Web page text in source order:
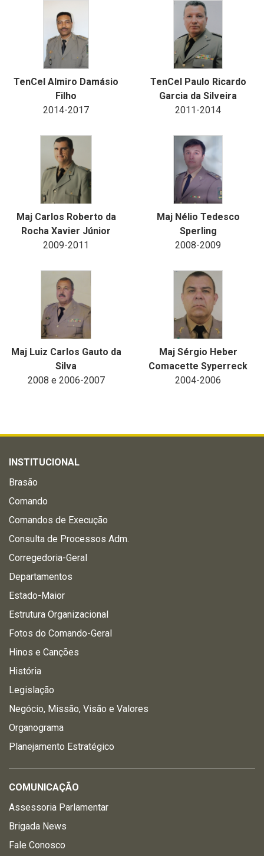
TenCel Almiro Damásio
Filho
2014-2017
TenCel Paulo Ricardo
Garcia da Silveira
2011-2014
Maj Carlos Roberto da
Rocha Xavier Júnior
2009-2011
Maj Nélio Tedesco
Sperling
2008-2009
Maj Luiz Carlos Gauto da
Silva
2008 e 2006-2007
Maj Sérgio Heber
Comacette Syperreck
2004-2006
INSTITUCIONAL
Brasão
Comando
Comandos de Execução
Consulta de Processos Adm.
Corregedoria-Geral
Departamentos
Estado-Maior
Estrutura Organizacional
Fotos do Comando-Geral
Hinos e Canções
História
Legislação
Negócio, Missão, Visão e Valores
Organograma
Planejamento Estratégico
COMUNICAÇÃO
Assessoria Parlamentar
Brigada News
Fale Conosco